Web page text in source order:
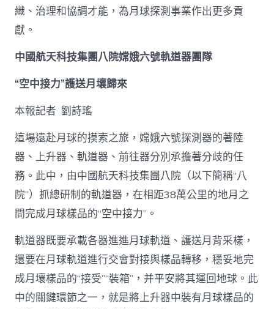
織、治理和協調才能，為月球探測事業作出更多貢
獻。
中國航天科技集團八院嫦娥六號軌道器團隊
“空中接力”護送月壤歸來
本報記者 劉詩瑤
這場遠赴月球的摸索之旅，嫦娥六號探測器的著陸
器、上升器、軌道器、前往器分別承擔著分歧的任
務。此中，由中國航天科技集團八院（以下簡稱“八
院”）抓總研制的軌道器，在相距38萬公里的地月之
間完成月球樣品的“空中接力”。
軌道器既要承載各器進進月球軌道、護送月背采樣，
還要在月球軌道進行交會對接與樣品轉移，穩妥地完
成月壤樣品的“接受”“裝箱”，并平安將其運回地球。此
中的關鍵環節之一，就是將上升器中裝有月球樣品的